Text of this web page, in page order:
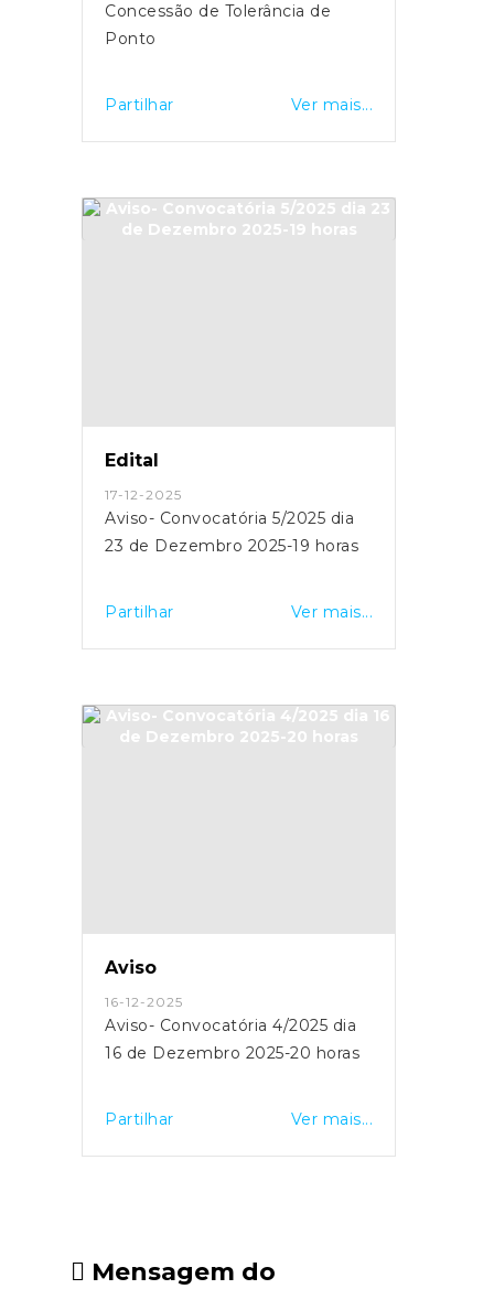
Concessão de Tolerância de
Ponto
Partilhar Ver mais...
Edital
17-12-2025
Aviso- Convocatória 5/2025 dia
23 de Dezembro 2025-19 horas
Partilhar Ver mais...
Aviso
16-12-2025
Aviso- Convocatória 4/2025 dia
16 de Dezembro 2025-20 horas
Partilhar Ver mais...
Mensagem do